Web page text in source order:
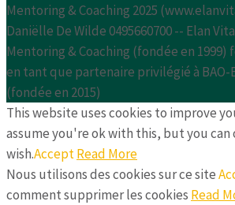
Mentoring & Coaching 2025
Daniëlle De Wilde 0495660700 -- Elan
Mentoring & Coaching (fondée en 1999)
en tant que partenaire privilégié à BAO-
(fondée en 2015)
This website uses cookies to improve
assume you're ok with this, but you
wish.AcceptRead More
Nous utilisons des cookies sur ce site
comment supprimer les cookies Read